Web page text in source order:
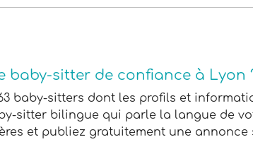
baby-sitter de confiance à Lyon
baby-sitters dont les profils et
sitter bilingue qui parle la langue de
et publiez gratuitement une